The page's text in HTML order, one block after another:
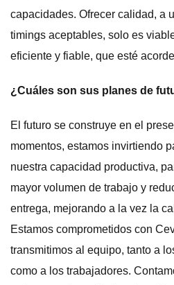
capacidades. Ofrecer calidad, a
timings aceptables, solo es
eficiente y fiable, que esté
¿Cuáles son sus planes de
El futuro se construye en el
momentos, estamos invirtiendo
nuestra capacidad productiva,
mayor volumen de trabajo y
entrega, mejorando a la vez la
Estamos comprometidos con
transmitimos al equipo, tanto a
como a los trabajadores.